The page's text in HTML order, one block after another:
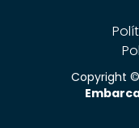
Copyright